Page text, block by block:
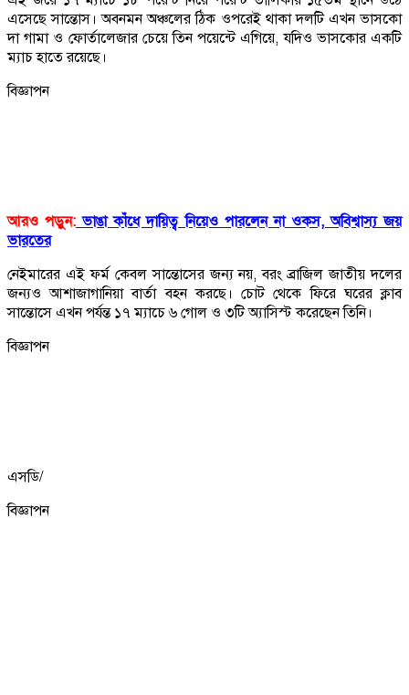
এসেছে সান্তোস। অবনমন অঞ্চলের ঠিক ওপরেই থাকা দলটি এখন ভাসকো
দা গামা ও ফোর্তালেজার চেয়ে তিন পয়েন্টে এগিয়ে, যদিও ভাসকোর একটি
ম্যাচ হাতে রয়েছে।
বিজ্ঞাপন
আরও পড়ুন: ভাঙা কাঁধে দায়িত্ব নিয়েও পারলেন না ওকস, অবিশ্বাস্য জয়
ভারতের
নেইমারের এই ফর্ম কেবল সান্তোসের জন্য নয়, বরং ব্রাজিল জাতীয় দলের
জন্যও আশাজাগানিয়া বার্তা বহন করছে। চোট থেকে ফিরে ঘরের ক্লাব
সান্তোসে এখন পর্যন্ত ১৭ ম্যাচে ৬ গোল ও ৩টি অ্যাসিস্ট করেছেন তিনি।
বিজ্ঞাপন
এসডি/
বিজ্ঞাপন